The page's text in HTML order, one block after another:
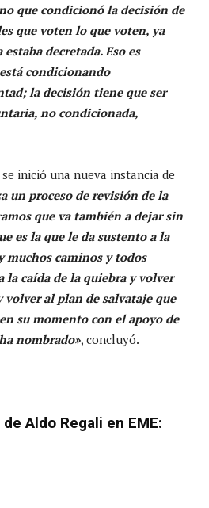
que condicionó la decisión de
que voten lo que voten, ya
decretada. Eso es
condicionando
la decisión tiene que ser
no condicionada,
inició una nueva instancia de
un proceso de revisión de la
que va también a dejar sin
es la que le da sustento a la
muchos caminos y todos
la caída de la quiebra y volver
volver al plan de salvataje que
su momento con el apoyo de
nombrado», concluyó.
Aldo Regali en EME: